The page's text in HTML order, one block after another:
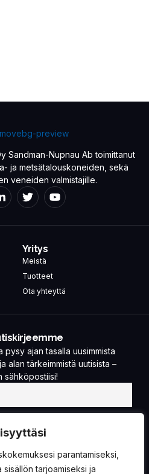
parantamiseksi,
tarjoamiseksi ja
Sandman-Nupnau Ab toimittanut
ja metsätalouskoneiden, sekä
veneiden valmistajille.
Yritys
Meistä
Tuotteet
Ota yhteyttä
pysy ajan tasalla uusimmista
alan tärkeimmistä uutisista –
sähköpostiisi!
TILAA!